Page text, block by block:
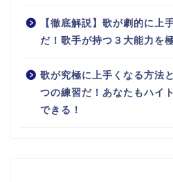
【徹底解説】歌が劇的に上
だ！歌手が持つ３大能力を
歌が究極に上手くなる方法
つの練習だ！あなたもハイ
できる！